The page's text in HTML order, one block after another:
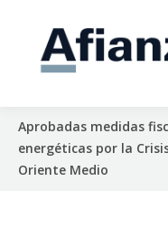
Aprobadas medidas
energéticas por la
Oriente Medio